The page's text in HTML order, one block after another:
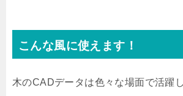
こんな風に使えます！
木のCADデータは色々な場面で活躍し